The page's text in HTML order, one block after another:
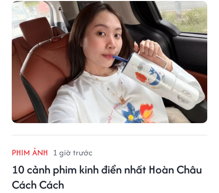
PHIM ẢNH 1 giờ trước
10 cảnh phim kinh điển nhất Hoàn Châu
Cách Cách